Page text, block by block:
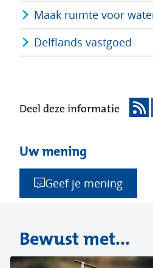
Maak ruimte voor
Delflands vastgoed
Deel deze informatie
Uw mening
Geef je mening
Bewust met...